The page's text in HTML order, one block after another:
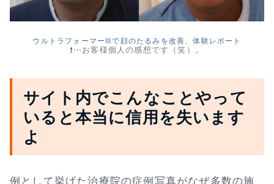
ウルトラフォーマーⅢで顔のたるみを改善、体験レポート
❗ ⋯お客様個人の感想です（笑）。
サイト内でこんなことやって
いると本当に信用を失います
よ
例として挙げた治療院の症例写真がなぜ多数の施